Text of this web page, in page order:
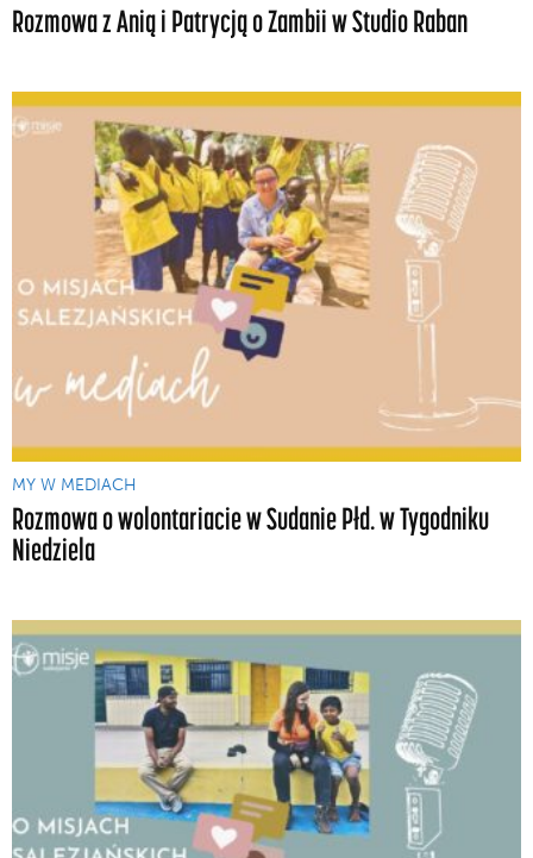
Rozmowa z Anią i Patrycją o Zambii w Studio Raban
MY W MEDIACH
Rozmowa o wolontariacie w Sudanie Płd. w Tygodniku
Niedziela